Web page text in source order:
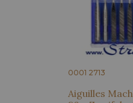
0001 2713
Aiguilles